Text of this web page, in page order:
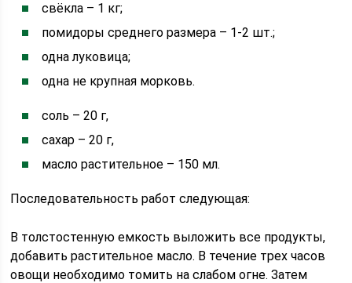
свёкла – 1 кг;
помидоры среднего размера – 1-2 шт.;
одна луковица;
одна не крупная морковь.
соль – 20 г,
сахар – 20 г,
масло растительное – 150 мл.
Последовательность работ следующая:
В толстостенную емкость выложить все продукты,
добавить растительное масло. В течение трех часов
овощи необходимо томить на слабом огне. Затем